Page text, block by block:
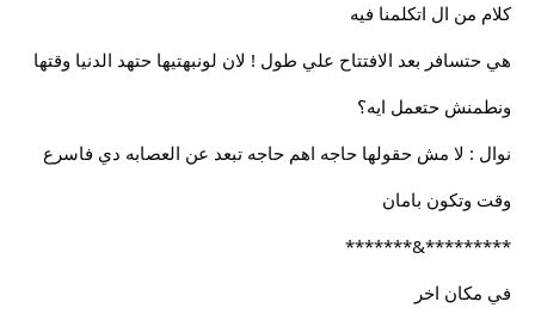
كلام من ال اتكلمنا فيه
هي حتسافر بعد الافتتاح علي طول ! لان لونبهتيها حتهد الدنيا وقتها
ونطمنش حتعمل ايه؟
نوال : لا مش حقولها حاجه اهم حاجه تبعد عن العصابه دي فاسرع
وقت وتكون بامان
*********&*******
في مكان اخر